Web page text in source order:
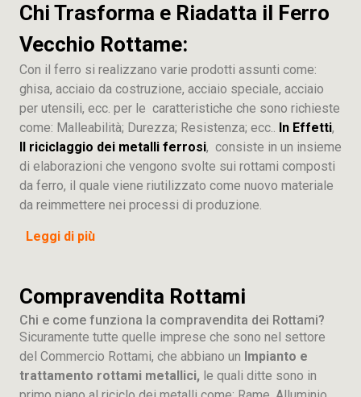
Chi Trasforma e Riadatta il Ferro
Vecchio Rottame:
Con il ferro si realizzano varie prodotti assunti come:
ghisa, acciaio da costruzione, acciaio speciale, acciaio
per utensili, ecc. per le caratteristiche che sono richieste
come: Malleabilità; Durezza; Resistenza; ecc.. In Effetti,
Il riciclaggio dei metalli ferrosi, consiste in un insieme
di elaborazioni che vengono svolte sui rottami composti
da ferro, il quale viene riutilizzato come nuovo materiale
da reimmettere nei processi di produzione.
Leggi di più
Compravendita Rottami
Chi e come funziona la compravendita dei Rottami?
Sicuramente tutte quelle imprese che sono nel settore
del Commercio Rottami, che abbiano un Impianto e
trattamento rottami metallici, le quali ditte sono in